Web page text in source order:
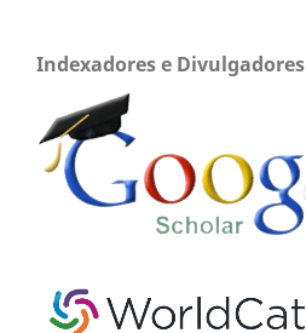
Indexadores e Divulgadores